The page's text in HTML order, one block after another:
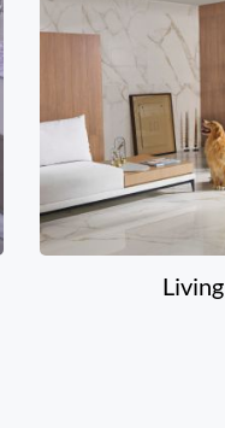
Living